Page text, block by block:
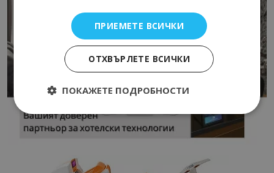
ПРИЕМЕТЕ ВСИЧКИ
ОТХВЪРЛЕТЕ ВСИЧКИ
ПОКАЖЕТЕ ПОДРОБНОСТИ
Ефективност